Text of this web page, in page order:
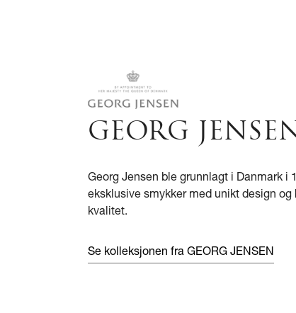
GEORG
Georg Jensen ble grunnlagt i Danmark i
eksklusive smykker med unikt design og
kvalitet.
Se kolleksjonen fra GEORG JENSEN